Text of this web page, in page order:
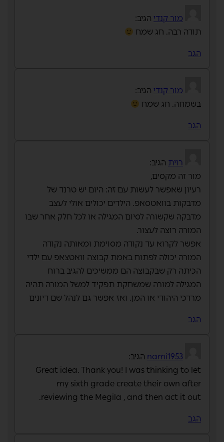
מור קנדי הגיב:
תודה רבה. חג שמח
הגב
מור קנדי הגיב:
בשמחה. חג שמח
הגב
רוית הגיב:
מור זה מקסים,
רעיון שאפשר לעשות עם זה: היום יש טרנד של
מדבקות בוואטסאפ. הילדים יכולים אולי לעצב
מדבקה שקשורה לסיום המגילה או לכל חלק אחר שבו
המורה רוצה לעצור.
אפשר לקרוא עד נקודה מסוימת ומאותה נקודה
המורה יכולה לפתוח באמת קבוצה וואטצאפ עם ילדי
הכיתה רק שבקבוצה הם ממשיכים להגיב ברוח
המגילה למורה שמשחקת תפקיד למשל המורה תהיה
מרדכי היהודי או המן. ואז אפשר גם לנהל שם דיונים
הגב
nami1953 הגיב:
Great idea. Thank you! I was thinking to let
my sixth grade create their own after
reviewing the Megila , and then act it out.
הגב